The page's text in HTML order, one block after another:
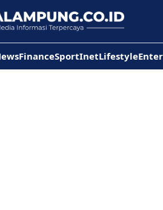
FinanceSportInetLifestyle